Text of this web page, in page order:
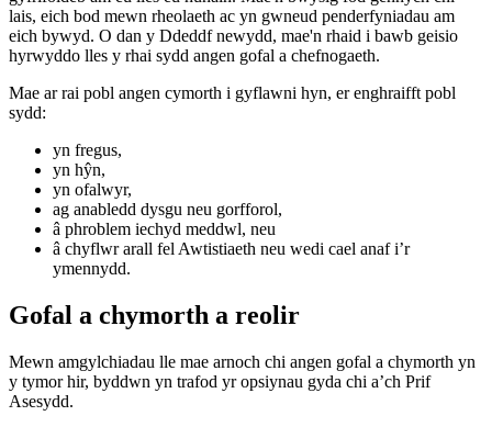
lais, eich bod mewn rheolaeth ac yn gwneud penderfyniadau am
eich bywyd. O dan y Ddeddf newydd, mae'n rhaid i bawb geisio
hyrwyddo lles y rhai sydd angen gofal a chefnogaeth.
Mae ar rai pobl angen cymorth i gyflawni hyn, er enghraifft pobl
sydd:
yn fregus,
yn hŷn,
yn ofalwyr,
ag anabledd dysgu neu gorfforol,
â phroblem iechyd meddwl, neu
â chyflwr arall fel Awtistiaeth neu wedi cael anaf i’r
ymennydd.
Gofal a chymorth a reolir
Mewn amgylchiadau lle mae arnoch chi angen gofal a chymorth yn
y tymor hir, byddwn yn trafod yr opsiynau gyda chi a’ch Prif
Asesydd.